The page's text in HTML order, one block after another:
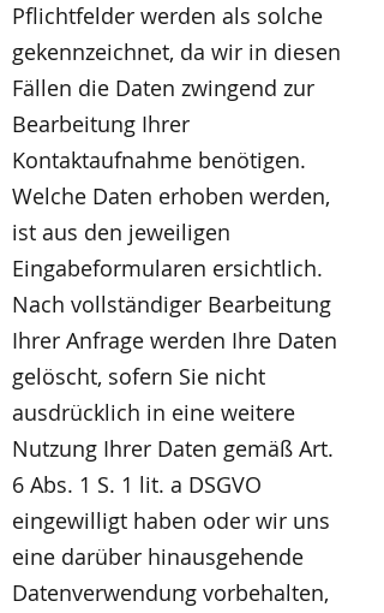
Pflichtfelder werden als solche
gekennzeichnet, da wir in diesen
Fällen die Daten zwingend zur
Bearbeitung Ihrer
Kontaktaufnahme benötigen.
Welche Daten erhoben werden,
ist aus den jeweiligen
Eingabeformularen ersichtlich.
Nach vollständiger Bearbeitung
Ihrer Anfrage werden Ihre Daten
gelöscht, sofern Sie nicht
ausdrücklich in eine weitere
Nutzung Ihrer Daten gemäß Art.
6 Abs. 1 S. 1 lit. a DSGVO
eingewilligt haben oder wir uns
eine darüber hinausgehende
Datenverwendung vorbehalten,